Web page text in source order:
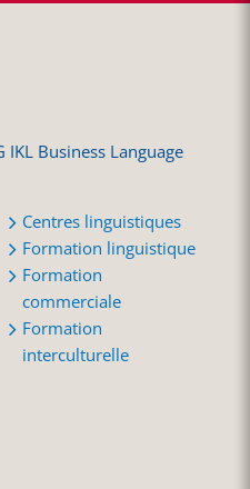
IKL Business Language
Centres linguistiques
Formation linguistique
Formation
commerciale
Formation
interculturelle